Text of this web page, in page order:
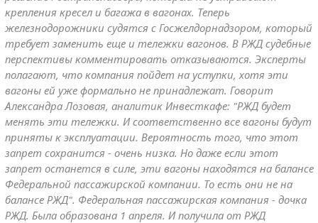
крепления кресел и багажа в вагонах. Теперь
железнодорожники судятся с Госжелдорнадзором, который
требует заменить еще и тележки вагонов. В РЖД судебные
перспективы комментировать отказываются. Эксперты
полагают, что компания пойдет на уступки, хотя эти
вагоны ей уже формально не принадлежат. Говорит
Александра Лозовая, аналитик Инвесткафе: "РЖД будет
менять эти тележки. И соответственно все вагоны будут
приняты к эксплуатации. Вероятность того, что этот
запрет сохранится - очень низка. Но даже если этот
запрет останется в силе, эти вагоны находятся на балансе
Федеральной пассажирской компании. То есть они не на
балансе РЖД". Федеральная пассажирская компания - дочка
РЖД. Была образована 1 апреля. И получила от РЖД